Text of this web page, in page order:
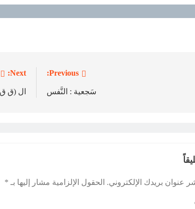
Previous:
سَجعية : النَّفس
Next:
ال (ق
عنوان بريدك الإلكتروني. الحقول الإلزامية مشار إليها بـ *